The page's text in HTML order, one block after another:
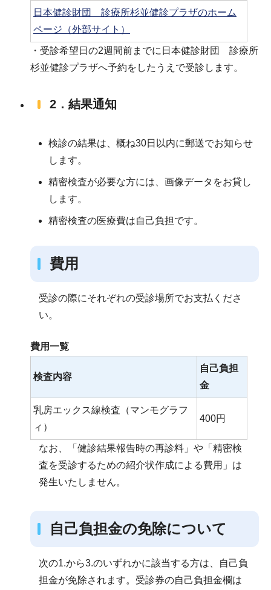
日本健診財団 診療所杉並健診プラザのホーム
ページ（外部サイト）
・受診希望日の2週間前までに日本健診財団 診療所
杉並健診プラザへ予約をしたうえで受診します。
2．結果通知
検診の結果は、概ね30日以内に郵送でお知らせ
します。
精密検査が必要な方には、画像データをお貸し
します。
精密検査の医療費は自己負担です。
費用
受診の際にそれぞれの受診場所でお支払くださ
い。
費用一覧
検査内容
自己負担
金
乳房エックス線検査（マンモグラフ
ィ）
400円
なお、「健診結果報告時の再診料」や「精密検
査を受診するための紹介状作成による費用」は
発生いたしません。
自己負担金の免除について
次の1.から3.のいずれかに該当する方は、自己負
担金が免除されます。受診券の自己負担金欄は